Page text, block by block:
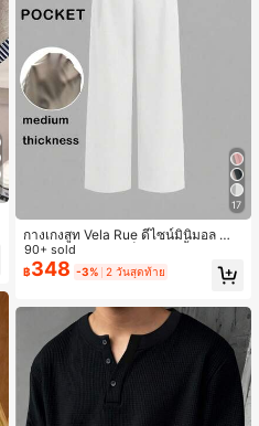
17
กางเกงสูท Vela Rue ดีไซน์มินิมอล น้ำ
หนักเบา โปร่งแสงเล็กน้อย สีน้ำเงินเข้ม
สีพื้น ปิดด้วยซิป ตะขอ และกระดุม ขาก
ว้าง ทรงเพรียว แฟชั่นทุกฤดูกาล สีขาว
90+ sold
฿348 -3% 2 วันสุดท้าย